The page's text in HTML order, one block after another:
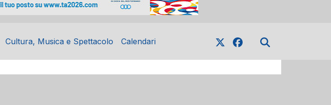
Cultura, Musica e Spettacolo Calendari